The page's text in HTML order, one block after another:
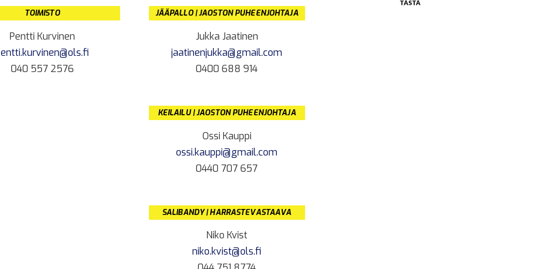
TOIMISTO
Pentti Kurvinen
040 557 2576
JÄÄPALLO | JAOSTON PUHEENJOHTAJA
Jukka Jaatinen
jaatinenjukka@gmail.com
0400 688 914
KEILAILU | JAOSTON PUHEENJOHTAJA
Ossi Kauppi
ossi.kauppi@gmail.com
0440 707 657
SALIBANDY | HARRASTEVASTAAVA
Niko Kvist
niko.kvist@ols.fi